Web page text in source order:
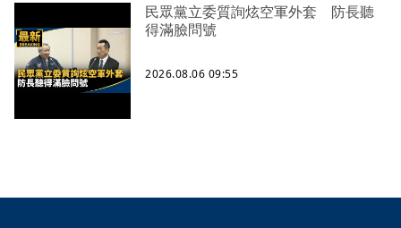
民眾黨立委質詢炫空軍外套 防長聽
得滿臉問號
2026.08.06 09:55